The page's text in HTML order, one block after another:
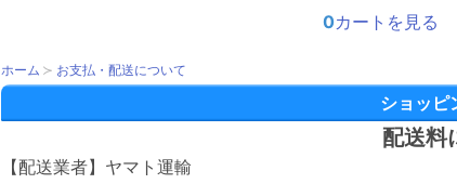
0カートを見る
ホーム お支払・配送について
ショッピ
配送料
【配送業者】ヤマト運輸